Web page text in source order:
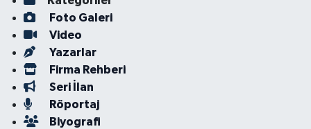
Foto Galeri
Video
Yazarlar
Firma Rehberi
Seri İlan
Röportaj
Biyografi